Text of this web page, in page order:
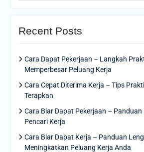
Recent Posts
Cara Dapat Pekerjaan – Langkah
Memperbesar Peluang Kerja
Cara Cepat Diterima Kerja – Tips
Terapkan
Cara Biar Dapat Pekerjaan –
Pencari Kerja
Cara Biar Dapat Kerja – Panduan
Meningkatkan Peluang Kerja Anda